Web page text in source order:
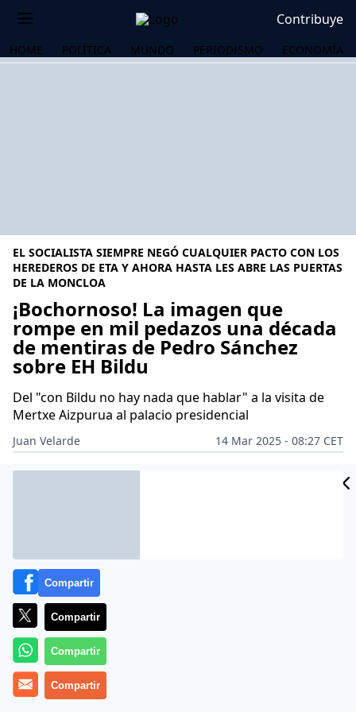
Contribuye
HOME POLÍTICA MUNDO PERIODISMO ECONOMÍA
EL SOCIALISTA SIEMPRE NEGÓ CUALQUIER PACTO CON LOS
HEREDEROS DE ETA Y AHORA HASTA LES ABRE LAS PUERTAS
DE LA MONCLOA
¡Bochornoso! La imagen que
rompe en mil pedazos una década
de mentiras de Pedro Sánchez
sobre EH Bildu
Del "con Bildu no hay nada que hablar" a la visita de
Mertxe Aizpurua al palacio presidencial
Juan Velarde
14 Mar 2025 - 08:27 CET
Archivado en: EH BILDU
Compartir
Compartir
Compartir
Compartir